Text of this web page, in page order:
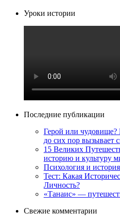
Уроки истории
Последние публикации
Герой или
до сих пор вызывает
15 Великих
историю и культуру
Психология и
Тест: Какая
Личность?
«Танаис» —
Свежие комментарии